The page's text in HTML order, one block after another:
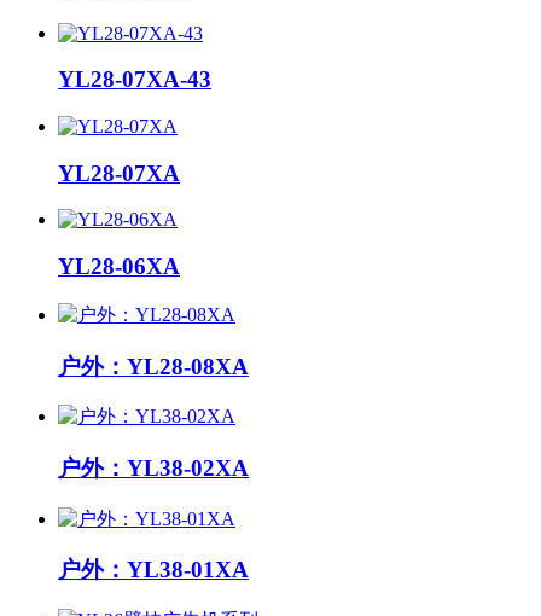
YL28-07XA-43
YL28-07XA
YL28-06XA
户外：YL28-08XA
户外：YL38-02XA
户外：YL38-01XA